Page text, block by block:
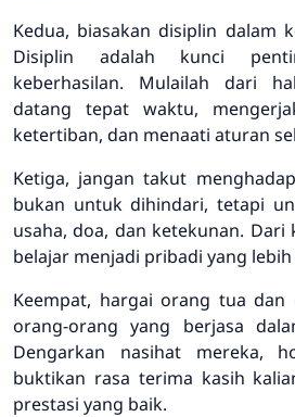
Kedua, biasakan disiplin dalam
Disiplin adalah kunci
keberhasilan. Mulailah dari
datang tepat waktu,
ketertiban, dan menaati aturan
Ketiga, jangan takut
bukan untuk dihindari, tetapi
usaha, doa, dan ketekunan.
belajar menjadi pribadi yang
Keempat, hargai orang tua dan
orang-orang yang berjasa
Dengarkan nasihat mereka,
buktikan rasa terima kasih
prestasi yang baik.